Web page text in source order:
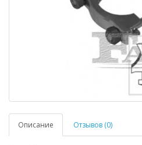
Описание Отзывов (0)